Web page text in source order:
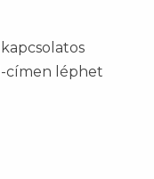
címen léphet